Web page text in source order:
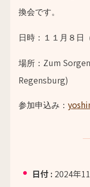
換会です。
日時：１１月８日
場所： Zum
Regensburg)
参加申込み：
日付 : 2024年